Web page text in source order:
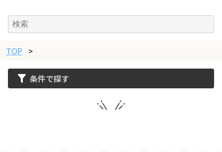
その他
求人情報
お得
TOP >
条件で探す